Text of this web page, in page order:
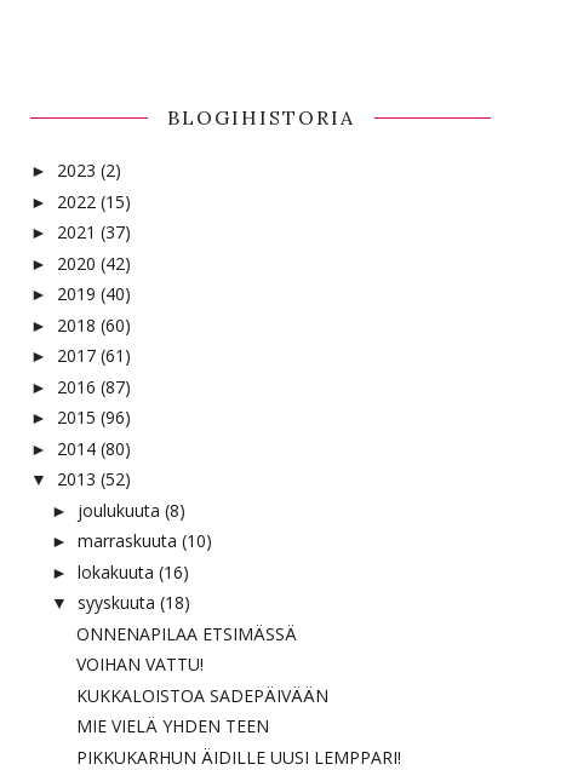
BLOGIHISTORIA
► 2023 (2)
► 2022 (15)
► 2021 (37)
► 2020 (42)
► 2019 (40)
► 2018 (60)
► 2017 (61)
► 2016 (87)
► 2015 (96)
► 2014 (80)
▼ 2013 (52)
► joulukuuta (8)
► marraskuuta (10)
► lokakuuta (16)
▼ syyskuuta (18)
ONNENAPILAA ETSIMÄSSÄ
VOIHAN VATTU!
KUKKALOISTOA SADEPÄIVÄÄN
MIE VIELÄ YHDEN TEEN
PIKKUKARHUN ÄIDILLE UUSI LEMPPARI!